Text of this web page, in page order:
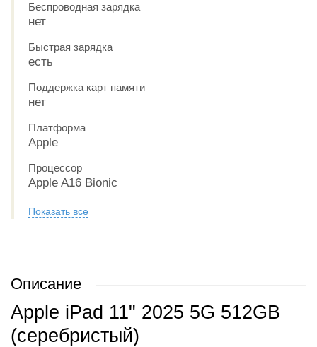
Беспроводная зарядка
нет
Быстрая зарядка
есть
Поддержка карт памяти
нет
Платформа
Apple
Процессор
Apple A16 Bionic
Показать все
Описание
Apple iPad 11" 2025 5G 512GB
(серебристый)